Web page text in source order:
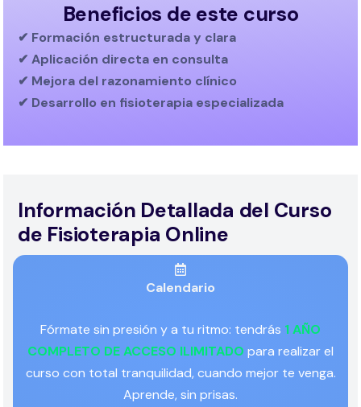
Beneficios de este curso
✔ Formación estructurada y clara
✔ Aplicación directa en consulta
✔ Mejora del razonamiento clínico
✔ Desarrollo en fisioterapia especializada
Información Detallada del Curso
de Fisioterapia Online
Calendario
Fórmate sin presión y a tu ritmo: tendrás 1 AÑO
COMPLETO DE ACCESO ILIMITADO para realizar el
curso con total tranquilidad, cuando mejor te venga.
Aprende, sin prisas.